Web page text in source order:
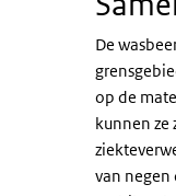
De
op de
kunnen ze
van negen